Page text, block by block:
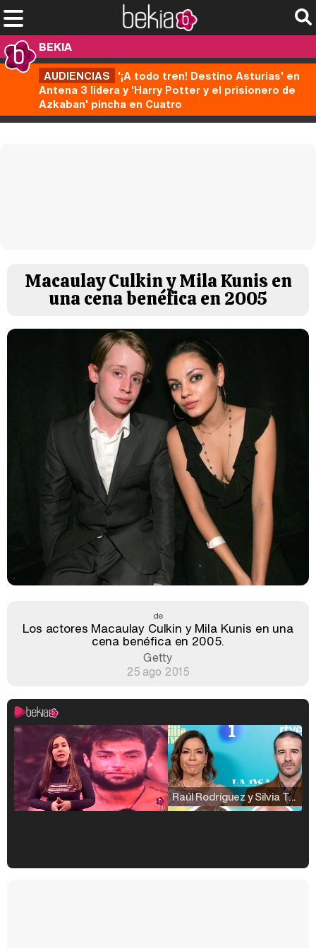
BEKIA
AUDIENCIAS '¡A todo tren! Destino Asturias' en
Antena 3 lidera y 'Harry Potter y el prisionero de
Azkaban' pincha en Cuatro
Macaulay Culkin y Mila Kunis en
una cena benéfica en 2005
de
Los actores Macaulay Culkin y Mila Kunis en una
cena benéfica en 2005.
Getty
25 ago 2015
Raúl Rodríguez y Silvia Taulés nos cuentan su papel en 'La familia de la tele'